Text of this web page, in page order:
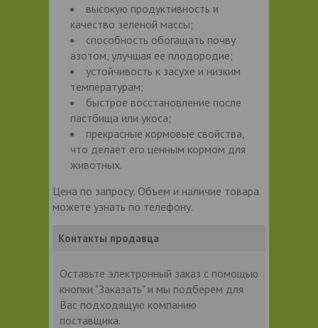
высокую продуктивность и
качество зеленой массы;
способность обогащать почву
азотом, улучшая ее плодородие;
устойчивость к засухе и низким
температурам;
быстрое восстановление после
пастбища или укоса;
прекрасные кормовые свойства,
что делает его ценным кормом для
животных.
Цена по запросу. Объем и наличие товара
можете узнать по телефону.
Контакты продавца
Оставьте электронный заказ с помощью
кнопки "Заказать" и мы подберем для
Вас подходящую компанию
поставщика.